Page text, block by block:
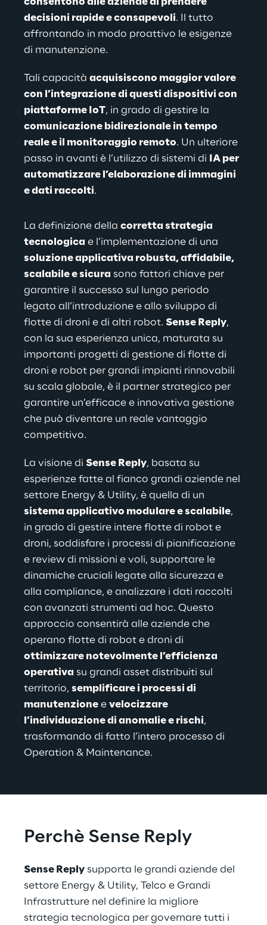
decisioni rapide e consapevoli. Il tutto
affrontando in modo proattivo le esigenze
di manutenzione.
Tali capacità acquisiscono maggior valore
con l’integrazione di questi dispositivi con
piattaforme IoT, in grado di gestire la
comunicazione bidirezionale in tempo
reale e il monitoraggio remoto. Un ulteriore
passo in avanti è l’utilizzo di sistemi di
IA per
automatizzare l’elaborazione di immagini
e dati raccolti.
La definizione della corretta strategia
tecnologica e l’implementazione di una
soluzione applicativa robusta, affidabile,
scalabile e sicura sono fattori chiave per
garantire il successo sul lungo periodo
legato all’introduzione e allo sviluppo di
flotte di droni e di altri robot. Sense Reply,
con la sua esperienza unica, maturata su
importanti progetti di gestione di flotte di
droni e robot per grandi impianti rinnovabili
su scala globale, è il partner strategico per
garantire un’efficace e innovativa gestione
che può diventare un reale vantaggio
competitivo.
La visione di Sense Reply, basata su
esperienze fatte al fianco grandi aziende nel
settore Energy & Utility, è quella di un
sistema applicativo modulare e scalabile,
in grado di gestire intere flotte di robot e
droni, soddisfare i processi di pianificazione
e review di missioni e voli, supportare le
dinamiche cruciali legate alla sicurezza e
alla compliance, e analizzare i dati raccolti
con avanzati strumenti ad hoc. Questo
approccio consentirà alle aziende che
operano flotte di robot e droni di
ottimizzare notevolmente l’efficienza
operativa su grandi asset distribuiti sul
territorio, semplificare i processi di
manutenzione e velocizzare
l’individuazione di anomalie e rischi,
trasformando di fatto l’intero processo di
Operation & Maintenance.
Perchè Sense Reply
Sense Reply supporta le grandi aziende del
settore Energy & Utility, Telco e Grandi
Infrastrutture nel definire la migliore
strategia tecnologica per governare tutti i